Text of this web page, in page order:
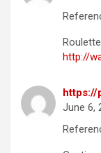
http://
https://
June 6,